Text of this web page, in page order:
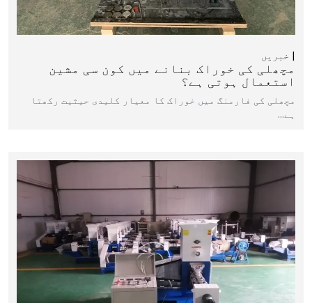
خبریں
مچھلی کی خوراک بنانے میں کون سی مشین
استعمال ہوتی ہے؟
مچھلی کی فارمنگ میں خوراک کا معیار کلیدی حیثیت رکھتا
ہے…